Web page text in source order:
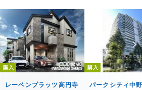
購入
レーベンプラッツ高円寺
購入
パークシティ中